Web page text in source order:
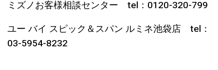
ミズノお客様相談センター tel：0120-320-799
ユー バイ スピック＆スパン ルミネ池袋店 tel：
03-5954-8232